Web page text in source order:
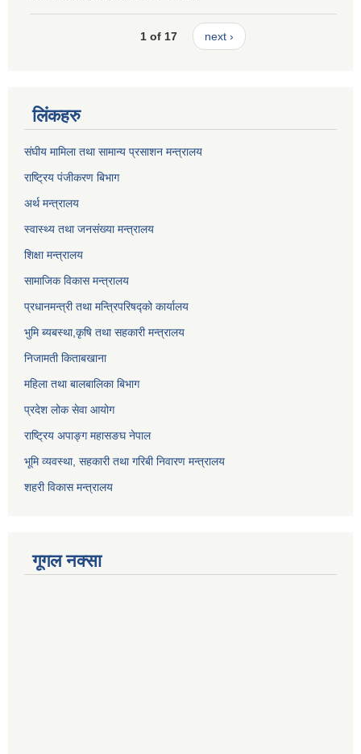
1 of 17 next ›
लिंकहरु
संघीय मामिला तथा सामान्य प्रसाशन मन्त्रालय
राष्ट्रिय पंजीकरण बिभाग
अर्थ मन्त्रालय
स्वास्थ्य तथा जनसंख्या मन्त्रालय
शिक्षा मन्त्रालय
सामाजिक विकास मन्त्रालय
प्रधानमन्त्री तथा मन्त्रिपरिषद्को कार्यालय
भुमि ब्यबस्था,कृषि तथा सहकारी मन्त्रालय
निजामती किताबखाना
महिला तथा बालबालिका बिभाग
प्रदेश लोक सेवा आयोग
राष्ट्रिय अपाङ्ग महासङघ नेपाल
भूमि व्यवस्था, सहकारी तथा गरिबी निवारण मन्त्रालय
शहरी विकास मन्त्रालय
गूगल नक्सा